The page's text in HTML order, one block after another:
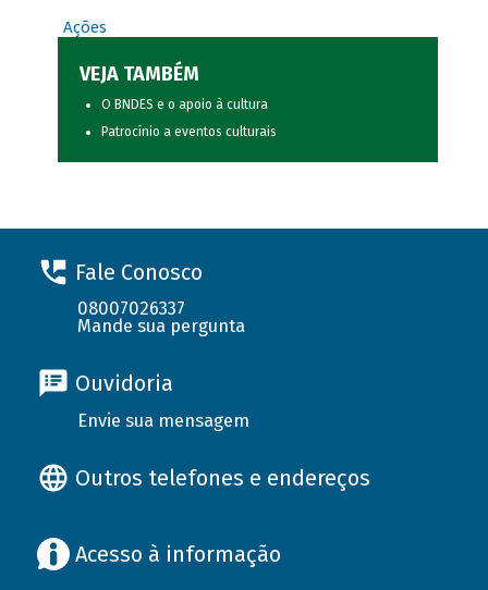
Ações
VEJA TAMBÉM
O BNDES e o apoio à cultura
Patrocínio a eventos culturais
Fale Conosco
08007026337
Mande sua pergunta
Ouvidoria
Envie sua mensagem
Outros telefones e endereços
Acesso à informação